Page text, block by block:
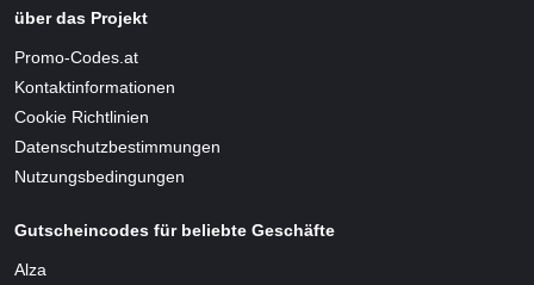
über das Projekt
Promo-Codes.at
Kontaktinformationen
Cookie Richtlinien
Datenschutzbestimmungen
Nutzungsbedingungen
Gutscheincodes für beliebte Geschäfte
Alza